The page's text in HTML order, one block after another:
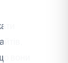
вони